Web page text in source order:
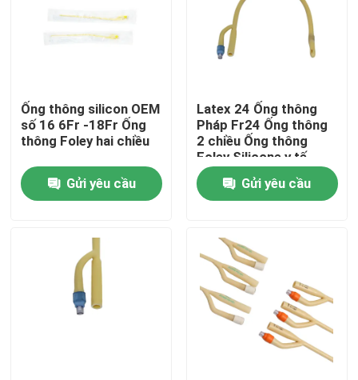
Nhà
Về chúng tôi
Ống thông silicon OEM
số 16 6Fr -18Fr Ống
thông Foley hai chiều
Gửi yêu cầu
Latex 24 Ống thông
Pháp Fr24 Ống thông
2 chiều Ống thông
Foley Silicone y tế
Gửi yêu cầu